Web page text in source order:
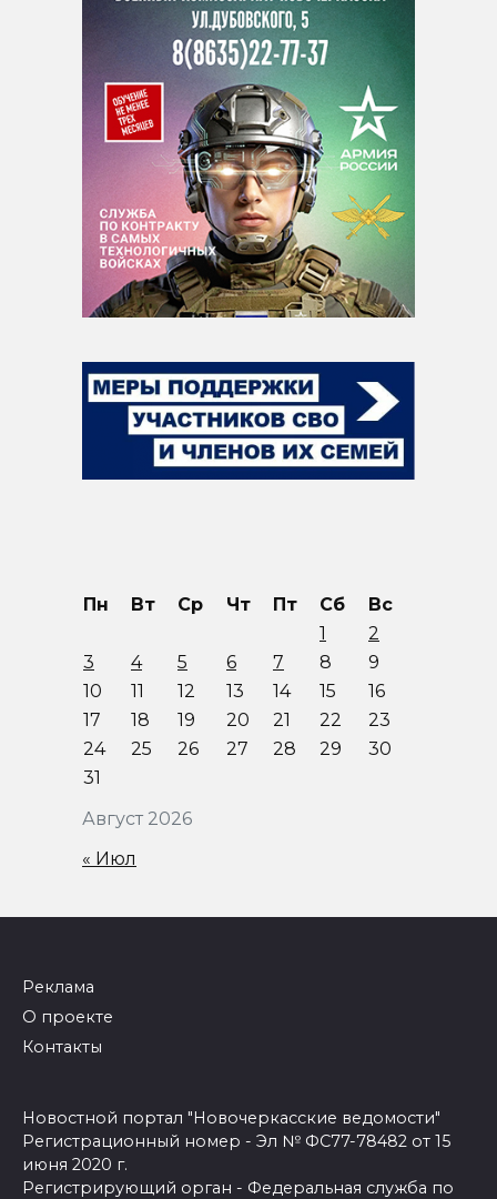
Август 2026
Пн Вт Ср Чт Пт Сб
Вс
1
2
3
4 5 6 7 8
9
10
11 12 13 14 15
16
17
18 19 20 21 22
23
24
25 26 27 28 29
30
31
« Июл
Реклама
О проекте
Контакты
Новостной портал "Новочеркасские ведомости"
Регистрационный номер - Эл № ФС77-78482 от 15
июня 2020 г.
Регистрирующий орган - Федеральная служба по